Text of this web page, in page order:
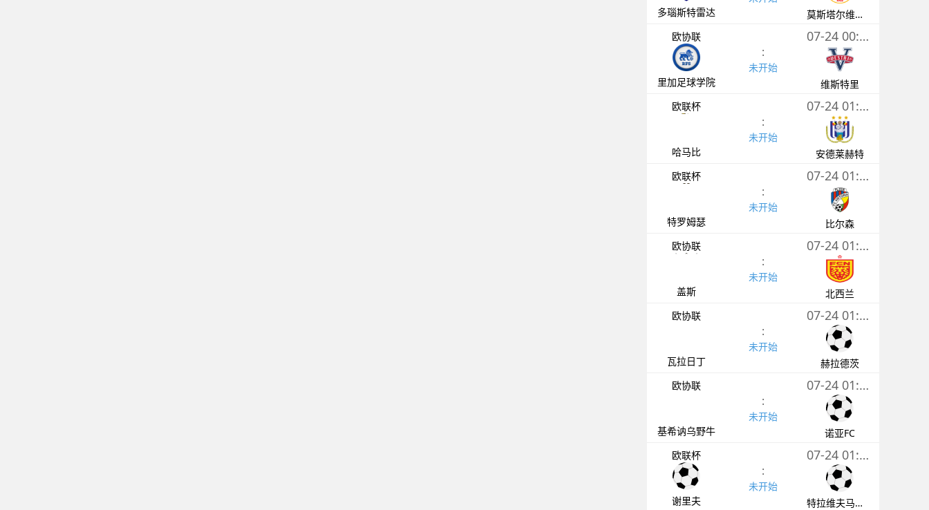
多瑙斯特雷达
莫斯塔尔维列兹
欧协联
里加足球学院
:
未开始
07-24 00:30
维斯特里
欧联杯
哈马比
:
未开始
07-24 01:00
安德莱赫特
欧联杯
特罗姆瑟
:
未开始
07-24 01:00
比尔森
欧协联
盖斯
:
未开始
07-24 01:00
北西兰
欧协联
瓦拉日丁
:
未开始
07-24 01:00
赫拉德茨
欧协联
基希讷乌野牛
:
未开始
07-24 01:00
诺亚FC
欧联杯
谢里夫
:
未开始
07-24 01:00
特拉维夫马卡比